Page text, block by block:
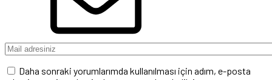
Daha sonraki yorumlarımda kullanılması için adım, e-posta